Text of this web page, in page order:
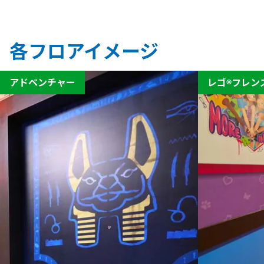
各フロアイメージ
アドベンチャー レゴ®フレン